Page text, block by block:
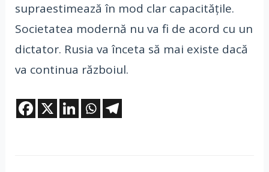
supraestimează în mod clar capacitățile.
Societatea modernă nu va fi de acord cu un
dictator. Rusia va înceta să mai existe dacă
va continua războiul.